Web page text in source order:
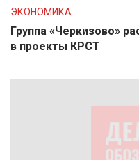
ЭКОНОМИКА
Группа «Черкизово»
в проекты КРСТ